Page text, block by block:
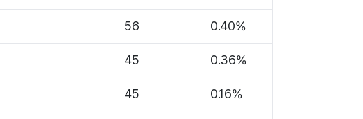
56 0.40%
45 0.36%
45 0.16%